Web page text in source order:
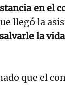
en el
llegó la
la vida
que el